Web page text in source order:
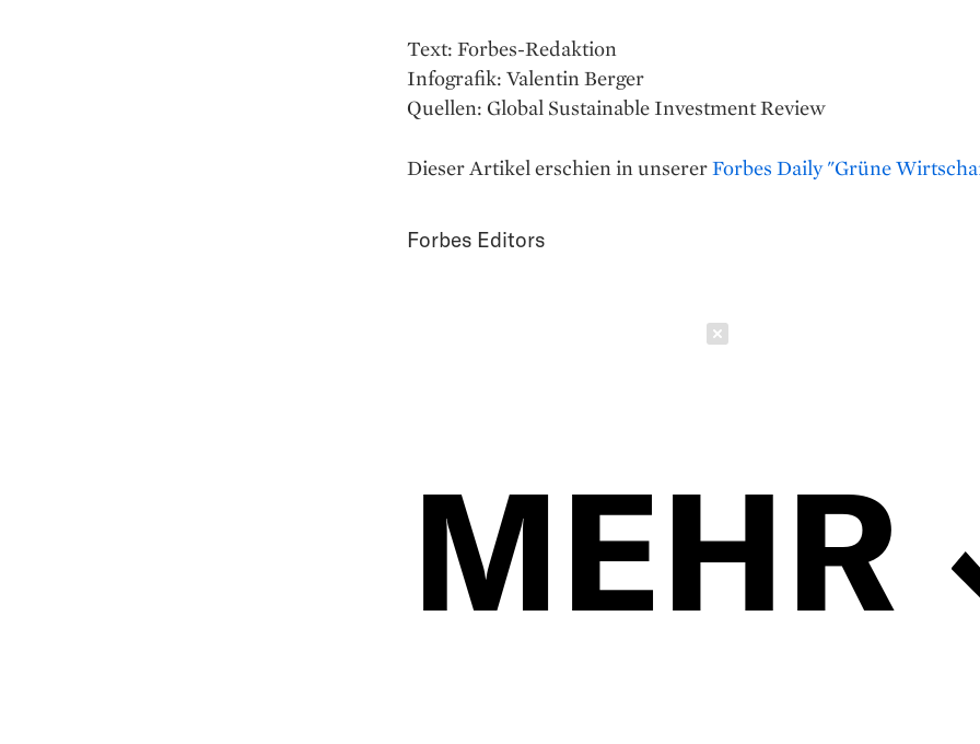
Text: Forbes-Redaktion
Infografik: Valentin Berger
Quellen: Global Sustainable Investment Review
Dieser Artikel erschien in unsererForbes Daily "Grüne
Forbes Editors
MEHR